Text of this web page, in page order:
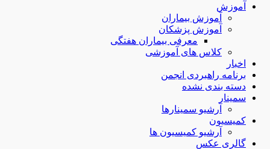
آموزش
آموزش بیماران
آموزش پزشکان
معرفی بیماران هفتگی
کلاس های آموزشی
اخبار
برنامه راهبردی انجمن
دسته بندی نشده
سمینار
آرشیو سمینارها
کمیسیون
آرشیو کمیسیون ها
گالری عکس